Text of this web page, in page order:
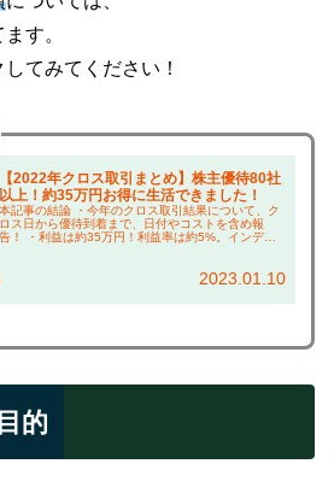
す。
てみてください！
【2022年クロス取引まとめ】株主優待80社
以上！約35万円お得に生活できました！
本記事の結論 ・今年のクロス取引結果について、ク
ロス日から優待到着まで、日付やコストを含め報
告！ ・利益は約35万円！利益率は約5%。インデッ
介！...
2023.01.10
的